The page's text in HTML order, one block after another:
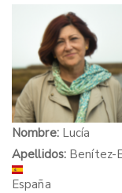
Nombre: Lucía
Apellidos: Benítez-
España